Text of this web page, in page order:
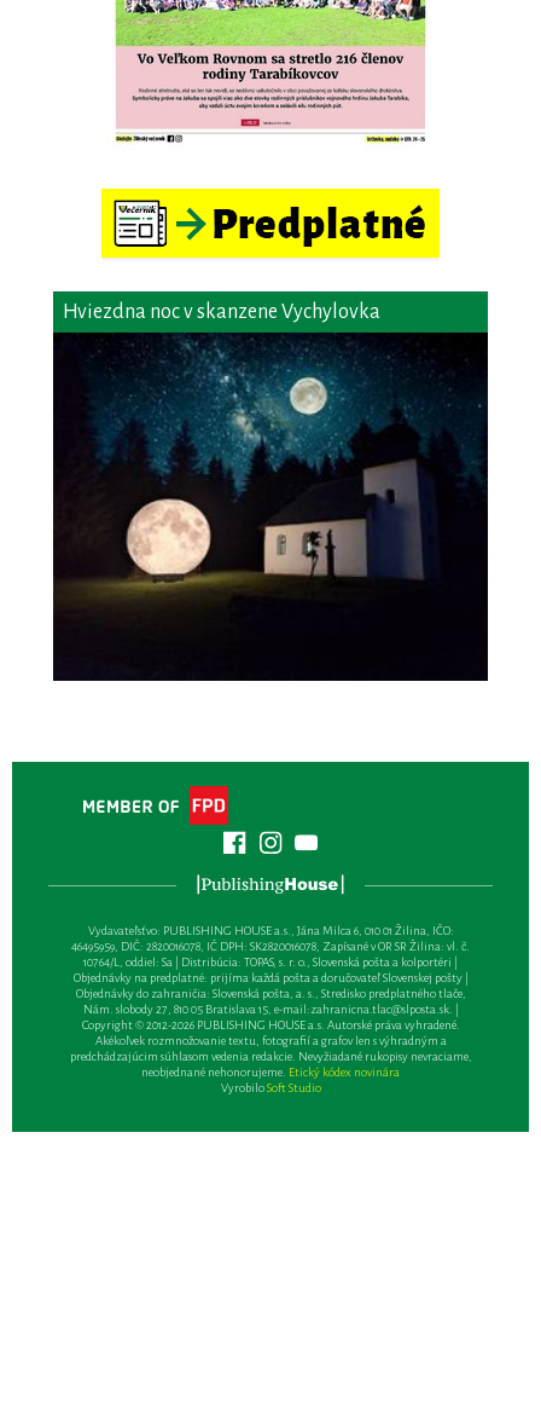
Hviezdna noc v skanzene Vychylovka
Vydavateľsťvo: PUBLISHING HOUSE a.s., Jána Milca 6, 010 01 Žilina, IČO:
46495959, DIČ: 2820016078, IČ DPH: SK2820016078, Zapísané v OR SR Žilina: vl. č.
10764/L, oddiel: Sa | Distribúcia: TOPAS, s. r. o., Slovenská pošta a kolportéri |
Objednávky na predplatné: prijíma každá pošta a doručovateľ Slovenskej pošty |
Objednávky do zahraničia: Slovenská pošta, a. s., Stredisko predplatného tlače,
Nám. slobody 27, 810 05 Bratislava 15, e-mail:zahranicna.tlac@slposta.sk. |
Copyright © 2012-2026 PUBLISHING HOUSE a.s. Autorské práva vyhradené.
Akékoľvek rozmnožovanie textu, fotografií a grafov len s výhradným a
predchádzajúcim súhlasom vedenia redakcie. Nevyžiadané rukopisy nevraciame,
neobjednané nehonorujeme. Etický kódex novinára
VyrobiloSoft Studio